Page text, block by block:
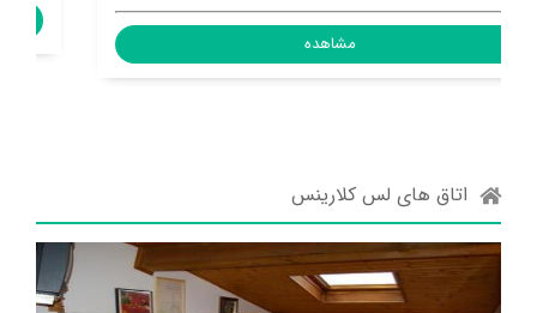
مشاهده
اتاق های لس کلارینس